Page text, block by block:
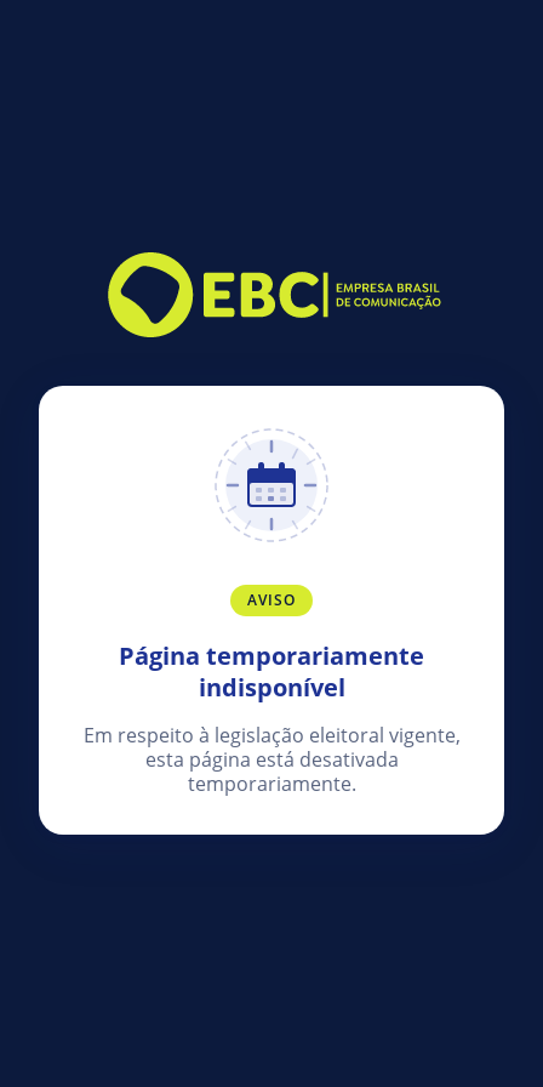
AVISO
Página temporariamente
indisponível
Em respeito à legislação eleitoral vigente,
esta página está desativada
temporariamente.